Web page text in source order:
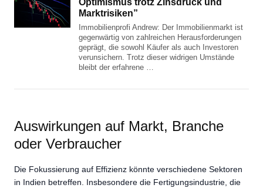
Optimismus trotz Zinsdruck und
Marktrisiken”
Immobilienprofi Andrew: Der Immobilienmarkt ist
gegenwärtig von zahlreichen Herausforderungen
geprägt, die sowohl Käufer als auch Investoren
verunsichern. Trotz dieser widrigen Umstände
bleibt der erfahrene …
Auswirkungen auf Markt, Branche
oder Verbraucher
Die Fokussierung auf Effizienz könnte verschiedene Sektoren
in Indien betreffen. Insbesondere die Fertigungsindustrie, die